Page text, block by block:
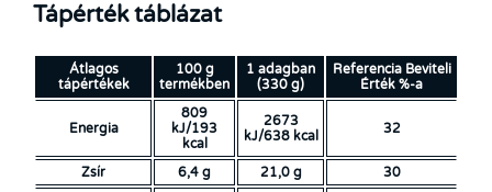
Tápérték táblázat
Átlagos
tápértékek
100 g
termékben
1 adagban
(330 g)
Referencia Beviteli
Érték %-a
Energia
809
kJ/193
kcal
2673
kJ/638 kcal
32
Zsír 6,4 g 21,0 g
30